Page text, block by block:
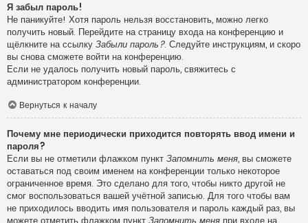
Я забыл пароль!
Не паникуйте! Хотя пароль нельзя восстановить, можно легко
получить новый. Перейдите на страницу входа на конференцию и
щёлкните на ссылку Забыли пароль?. Следуйте инструкциям, и скоро
вы снова сможете войти на конференцию.
Если не удалось получить новый пароль, свяжитесь с
администратором конференции.
Вернуться к началу
Почему мне периодически приходится повторять ввод имени и
пароля?
Если вы не отметили флажком пункт Запомнить меня, вы сможете
оставаться под своим именем на конференции только некоторое
ограниченное время. Это сделано для того, чтобы никто другой не
смог воспользоваться вашей учётной записью. Для того чтобы вам
не приходилось вводить имя пользователя и пароль каждый раз, вы